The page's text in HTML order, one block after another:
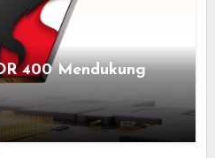
400 Mendukung